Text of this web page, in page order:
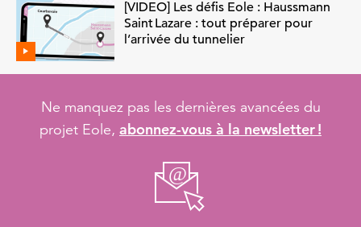
[VIDEO] Les défis Eole : Haussmann
Saint Lazare : tout préparer pour
l’arrivée du tunnelier
Ne manquez pas les dernières avancées du
projet Eole, abonnez-vous à la newsletter !